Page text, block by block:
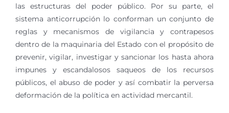
las estructuras del poder público. Por su parte, el
sistema anticorrupción lo conforman un conjunto de
reglas y mecanismos de vigilancia y contrapesos
dentro de la maquinaria del Estado con el propósito de
prevenir, vigilar, investigar y sancionar los hasta ahora
impunes y escandalosos saqueos de los recursos
públicos, el abuso de poder y así combatir la perversa
deformación de la política en actividad mercantil.